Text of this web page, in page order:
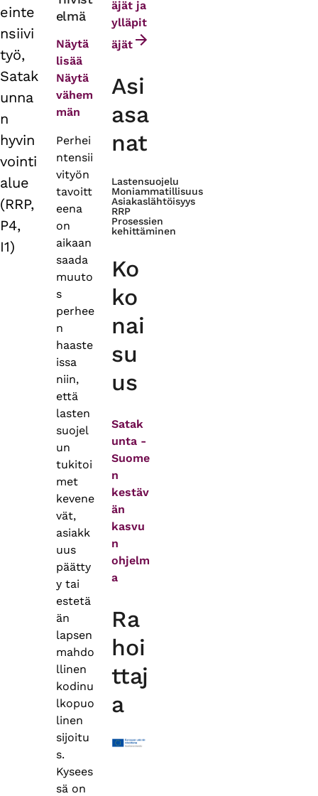
tabs
einte
nsiivi
työ,
Satak
unna
n
hyvin
vointi
alue
(RRP,
P4,
I1)
elmä
Näytä
lisää
Näytä
vähem
män
Perhei
ntensii
vityön
tavoitt
eena
on
aikaan
saada
muuto
s
perhee
n
haaste
issa
niin,
että
lasten
suojel
un
tukitoi
met
kevene
vät,
asiakk
uus
päätty
y tai
estetä
än
lapsen
mahdo
llinen
kodinu
lkopuo
linen
sijoitu
s.
Kysees
sä on
äjät ja
ylläpit
äjät
Asi
asa
nat
Lastensuojelu
Moniammatillisuus
Asiakaslähtöisyys
RRP
Prosessien
kehittäminen
Ko
ko
nai
su
us
Satak
unta -
Suome
n
kestäv
än
kasvu
n
ohjelm
a
Ra
hoi
ttaj
a